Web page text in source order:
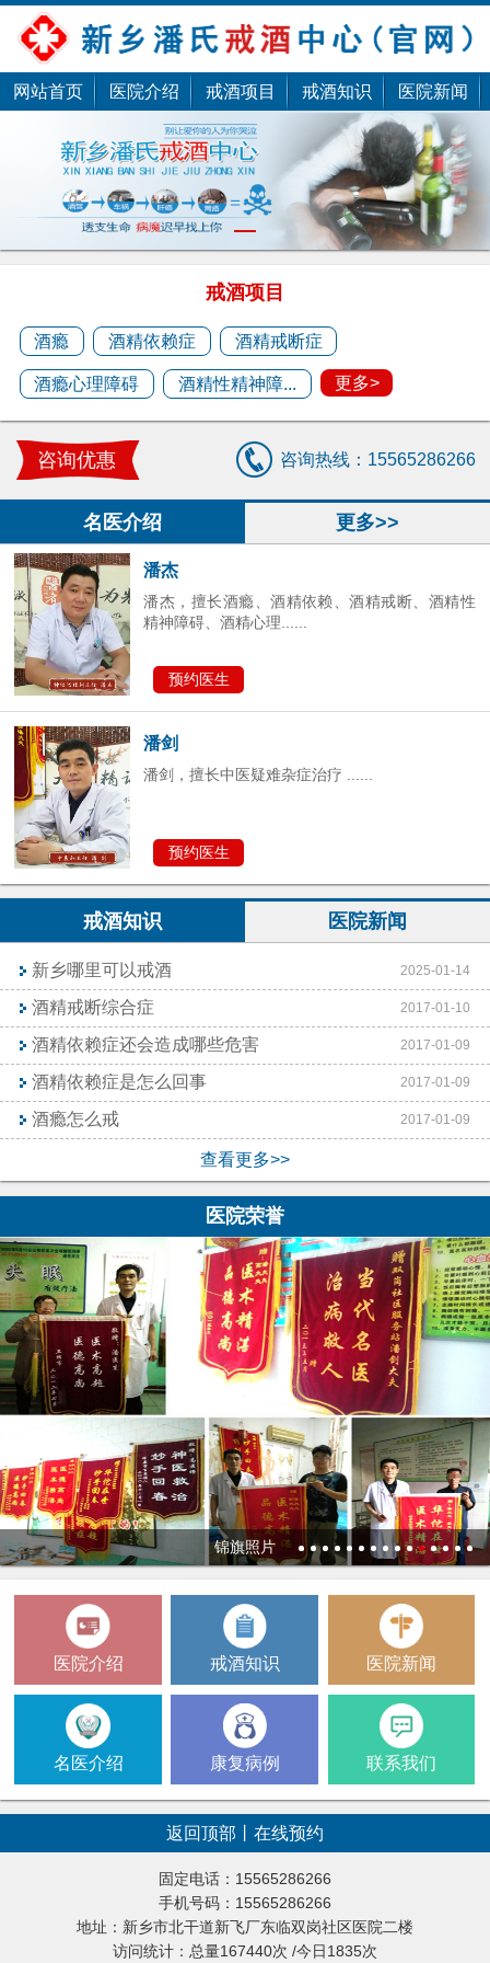
网站首页 医院介绍 戒酒项目 戒酒知识 医院新闻
戒酒项目
酒瘾 酒精依赖症 酒精戒断症
酒瘾心理障碍 酒精性精神障... 更多>
咨询优惠 咨询热线：15565286266
名医介绍 更多>>
潘杰
潘杰，擅长酒瘾、酒精依赖、酒精戒断、酒精性
精神障碍、酒精心理......
预约医生
潘剑
潘杰
潘杰，擅长酒瘾、酒精依赖、酒精戒断、酒精性
精神障碍、酒精心理......
预约医生
潘剑
潘剑，擅长中医疑难杂症治疗 ......
预约医生
戒酒知识 医院新闻
新乡哪里可以戒酒 2025-01-14
酒精戒断综合症 2017-01-10
酒精依赖症还会造成哪些危害 2017-01-09
酒精依赖症是怎么回事 2017-01-09
酒瘾怎么戒 2017-01-09
查看更多>>
医院荣誉
123 45 6 789101112131415
锦旗照片
医院介绍 戒酒知识 医院新闻
名医介绍 康复病例 联系我们
返回顶部 在线预约
固定电话：15565286266
手机号码：15565286266
地址：新乡市北干道新飞厂东临双岗社区医院二楼
访问统计：总量167440次 /今日1835次